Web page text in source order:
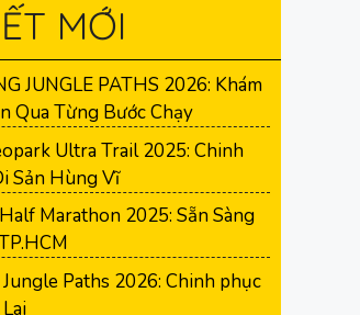
MỚI
JUNGLE PATHS 2026: Khám
Qua Từng Bước Chạy
Ultra Trail 2025: Chinh
Sản Hùng Vĩ
Marathon 2025: Sẵn Sàng
Paths 2026: Chinh phục